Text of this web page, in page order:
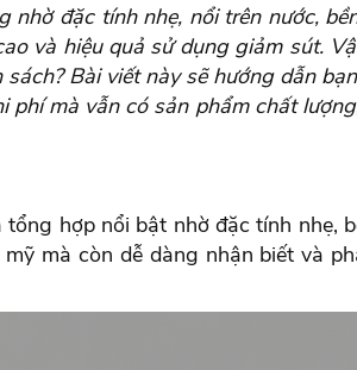
đặc tính nhẹ, nổi trên nước,
và hiệu quả sử dụng giảm sút.
Bài viết này sẽ hướng dẫn
mà vẫn có sản phẩm chất
hợp nổi bật nhờ đặc tính nhẹ,
mà còn dễ dàng nhận biết và